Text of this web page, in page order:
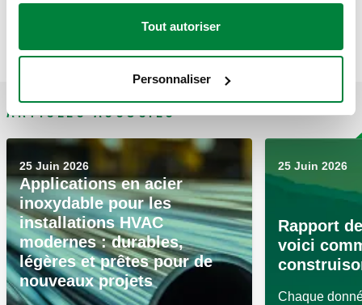
Tout autoriser
Personnaliser
Curieux de découvrir le rapport complet ?
ARTICLES ASSOCIÉS
25 Juin 2026
Applications en acier
inoxydable pour les
installations HVAC
modernes : durables,
légères et prêtes pour de
nouveaux projets
25 Juin 2026
Rapport
voici
Chaque